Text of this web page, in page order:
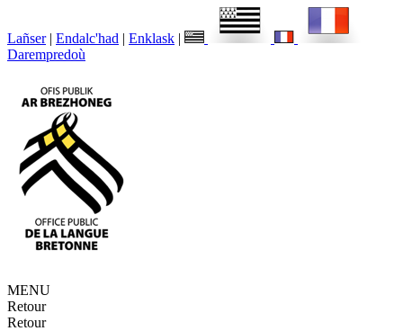
Lañser | Endalc'had | Enklask |
Darempredoù
MENU
Retour
Retour